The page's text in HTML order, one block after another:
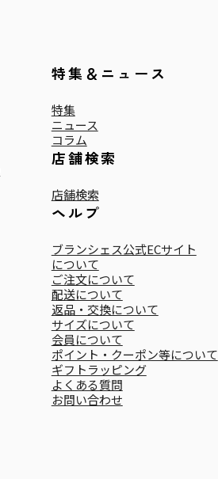
特集＆ニュース
特集
ニュース
コラム
店舗検索
店舗検索
ヘルプ
ブランシェス公式ECサイト
について
ご注文について
配送について
返品・交換について
サイズについて
会員について
ポイント・クーポン等について
ギフトラッピング
よくある質問
お問い合わせ